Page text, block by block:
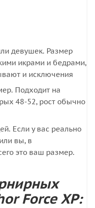
девушек. Размер
икрами и бедрами,
и исключения
Подходит на
48-52, рост обычно
Если у вас реально
вы, в
это ваш размер.
Force XP: